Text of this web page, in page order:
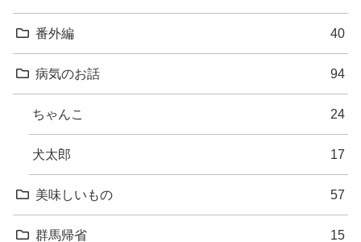
番外編 40
病気のお話 94
ちゃんこ 24
犬太郎 17
美味しいもの 57
群馬帰省 15